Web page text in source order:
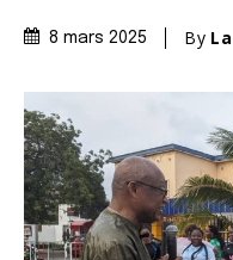
8 mars 2025 By